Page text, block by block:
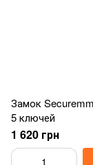
Замок
5 ключей
1 620 грн